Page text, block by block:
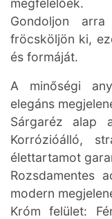
megfelelőek.
Gondoljon
fröcsköljön ki,
és formáját.
A minőségi
elegáns
Sárgaréz alap
Korrózióálló,
élettartamot
Rozsdamentes
modern
Króm felület: